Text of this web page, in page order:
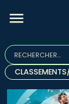
Rechercher :
Quand les